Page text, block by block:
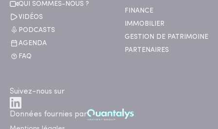
QUI SOMMES-NOUS ?
VIDÉOS
PODCASTS
AGENDA
FAQ
FINANCE
IMMOBILIER
GESTION DE PATRIMOINE
PARTENAIRES
Suivez-nous sur
Données fournies par